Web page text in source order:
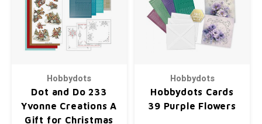
Hobbydots
Dot and Do 233
Yvonne Creations A
Gift for Christmas
Hobbydots
Hobbydots Cards
39 Purple Flowers